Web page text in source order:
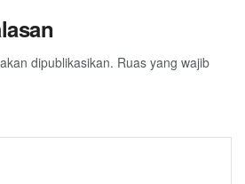
dipublikasikan. Ruas yang wajib